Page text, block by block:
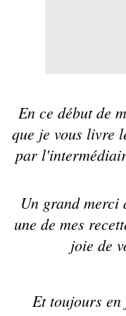
En ce début de
que je vous livre
par
Un grand merci
une de mes
joie de
Et toujours